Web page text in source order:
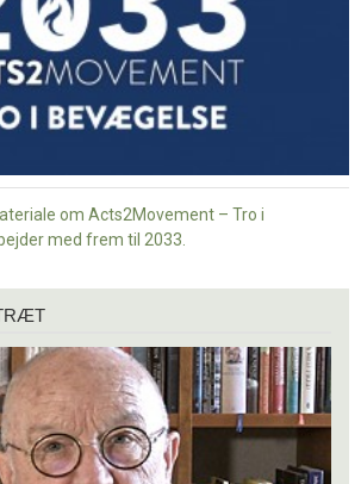
om Acts2Movement – Tro i
med frem til 2033.